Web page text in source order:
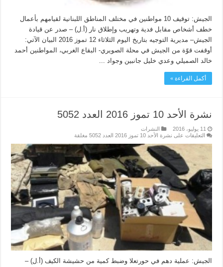
الجيش: توقيف 10 مواطنين في مختلف المناطق اللبنانية لقيامهم بأعمال
خطف أشخاص مقابل فدية وتهريب وإطلاق نار (أ.ل) – صدر عن قيادة
الجيش– مديرية التوجيه بتاريخ اليوم الثلاثاء 12 تموز 2016 البيان الآتي:
أوقفت قوّة من الجيش في محلة الصويري- البقاع الغربي، المواطنين أحمد
خالد الصميلي وعدي خليل جانبين وجواد ...
أكمل القراءة »
نشرة الأحد 10 تموز 2016 العدد 5052
11 يوليو، 2016
النشرات
التعليقات على نشرة الأحد 10 تموز 2016 العدد 5052 مغلقة
الجيش: عملية دهم في حورتعلا وضبط كمية من حشيشة الكيف (أ.ل) –